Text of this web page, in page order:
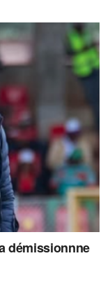
démissionnne